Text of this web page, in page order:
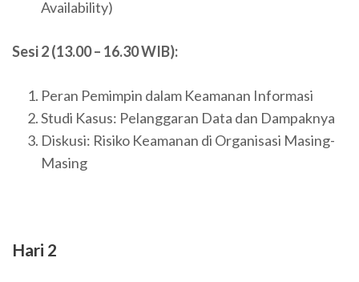
Availability)
Sesi 2 (13.00 – 16.30 WIB):
Peran Pemimpin dalam Keamanan Informasi
Studi Kasus: Pelanggaran Data dan Dampaknya
Diskusi: Risiko Keamanan di Organisasi Masing-
Masing
Hari 2